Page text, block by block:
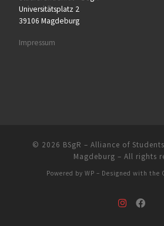
Universitätsplatz 2
39106 Magdeburg
Impressum
© 2026 BSgR – Alliance of
Magdeburg – All rights
Powered by WP – Designed with the